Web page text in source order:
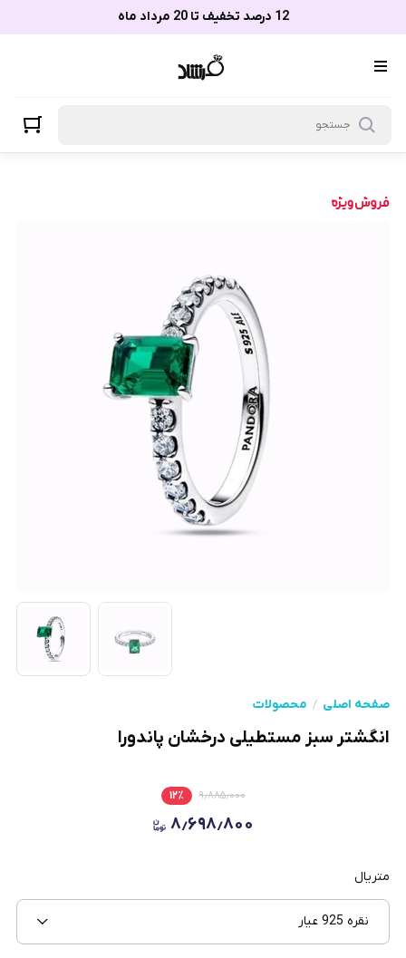
12 درصد تخفیف تا 20 مرداد ماه
صفحه اصلی محصولات
انگشتر سبز مستطیلی درخشان پاندورا
۹٫۸۸۵٫۰۰۰ ۱۲٪
۸٫۶۹۸٫۸۰۰
متریال
نقره 925 عیار